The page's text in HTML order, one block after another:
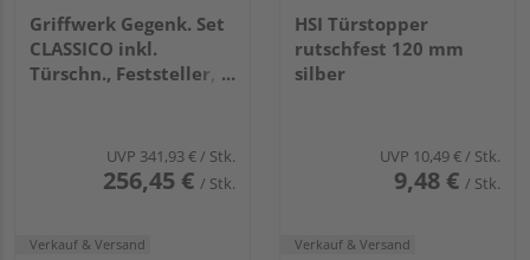
Griffwerk Gegenk. Set
CLASSICO inkl.
Türschn., Feststeller,
UVP 341,93 €/ Stk.
256,45 € / Stk.
Verkauf & Versand
HSI Türstopper
rutschfest 120 mm
silber
UVP 10,49 €/ Stk.
9,48 € / Stk.
Verkauf & Versand